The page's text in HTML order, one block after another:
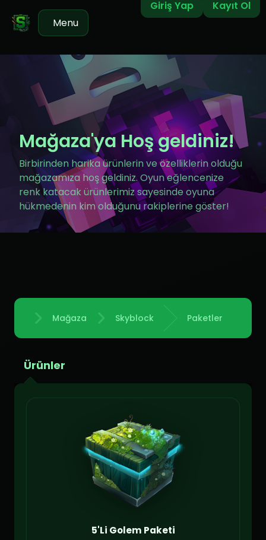
Giriş Yap
Kayıt Ol
Menu
Mağaza'ya Hoş geldiniz!
Birbirinden harika ürünlerin ve özelliklerin olduğu
mağazamıza hoş geldiniz. Oyun eğlencenize
renk katacak ürünlerimiz sayesinde oyuna
hükmedenin kim olduğunu rakiplerine göster!
AnasayfaMağaza Skyblock Paketler
Ürünler
5'Li Golem Paketi